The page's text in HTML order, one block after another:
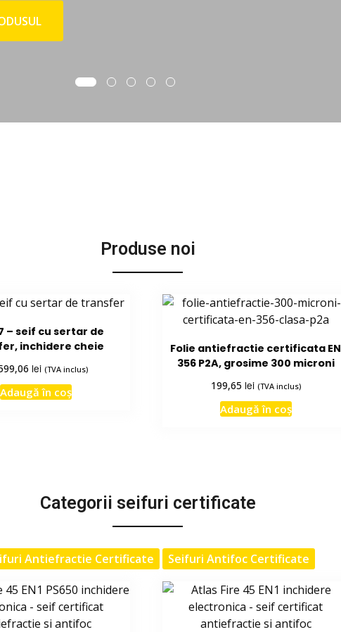
Produse noi
– seif cu sertar de
inchidere cheie
lei (TVA inclus)
Adaugă în coș
Folie antiefractie certificata EN
356 P2A, grosime 300 microni
199,65 lei (TVA inclus)
Adaugă în coș
Categorii seifuri certificate
Antiefractie Certificate Seifuri Antifoc Certificate